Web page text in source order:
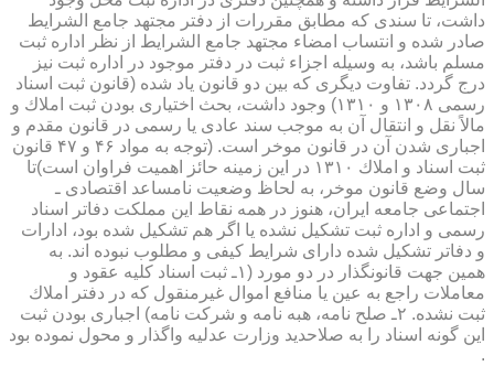
داشت، تا سندی كه مطابق مقررات از دفتر مجتهد جامع الشرایط
صادر شده و انتساب امضاء مجتهد جامع الشرایط از نظر اداره ثبت
مسلم باشد، به وسیله اجزاء ثبت در دفتر موجود در اداره ثبت نیز
درج گردد. تفاوت دیگری كه بین دو قانون یاد شده (قانون ثبت اسناد
رسمی ۱۳۰۸ و ۱۳۱۰) وجود داشت، بحث اختیاری بودن ثبت املاك و
مالاً نقل و انتقال آن به موجب سند عادی یا رسمی در قانون مقدم و
اجباری شدن آن در قانون موخر است. (توجه به مواد ۴۶ و ۴۷ قانون
ثبت اسناد و املاك ۱۳۱۰ در این زمینه حائز اهمیت فراوان است)تا
سال وضع قانون موخر، به لحاظ وضعیت نامساعد اقتصادی ـ
اجتماعی جامعه ایران، هنوز در همه نقاط این مملكت دفاتر اسناد
رسمی و اداره ثبت تشكیل نشده یا اگر هم تشكیل شده بود، ادارات
و دفاتر تشكیل شده دارای شرایط كیفی و مطلوب نبوده اند. به
همین جهت قانونگذار در دو مورد (۱ـ ثبت اسناد كلیه عقود و
معاملات راجع به عین یا منافع اموال غیرمنقول كه در دفتر املاك
ثبت نشده. ۲ـ صلح نامه، هبه نامه و شركت نامه) اجباری بودن ثبت
این گونه اسناد را به صلاحدید وزارت عدلیه واگذار و محول نموده بود
.